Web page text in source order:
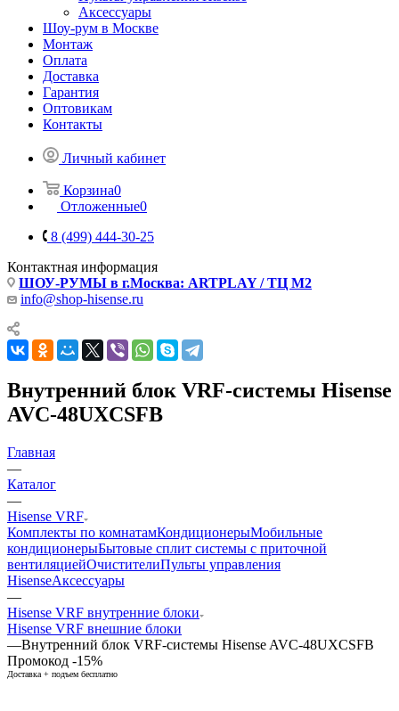
Аксессуары
Шоу-рум в Москве
Монтаж
Оплата
Доставка
Гарантия
Оптовикам
Контакты
Личный кабинет
Корзина0
Отложенные0
8 (499) 444-30-25
Контактная информация
ШОУ-РУМЫ в г.Москва: ARTPLAY / ТЦ М2
info@shop-hisense.ru
Внутренний блок VRF-системы Hisense
AVC-48UXCSFB
Главная
—
Каталог
—
Hisense VRF
Комплекты по комнатамКондиционерыМобильные
кондиционерыБытовые сплит системы с приточной
вентиляциейОчистителиПульты управления
HisenseАксессуары
—
Hisense VRF внутренние блоки
Hisense VRF внешние блоки
—Внутренний блок VRF-системы Hisense AVC-48UXCSFB
Промокод -15%
Доставка + подъем бесплатно